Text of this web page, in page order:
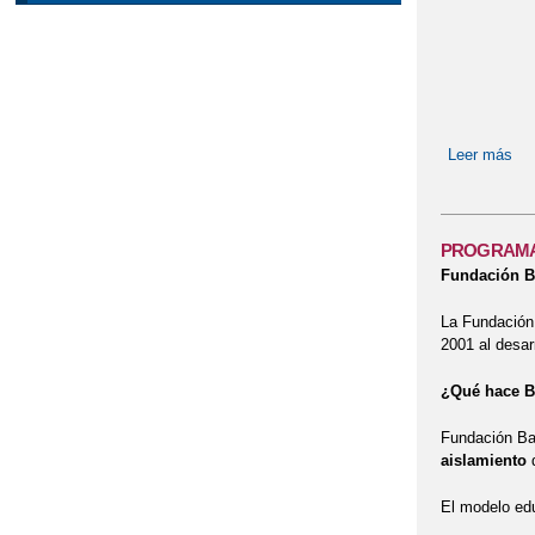
Leer más
Fundación
La
2001 al
¿Qué hace
Fundación
aislamiento
El modelo